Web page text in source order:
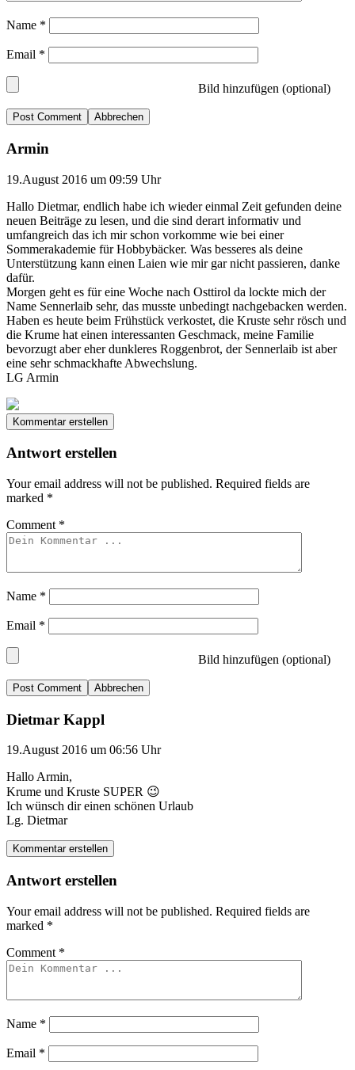
Name *
Email *
Bild hinzufügen (optional)
Abbrechen
Armin
19.August 2016 um 09:59 Uhr
Hallo Dietmar, endlich habe ich wieder einmal Zeit gefunden deine
neuen Beiträge zu lesen, und die sind derart informativ und
umfangreich das ich mir schon vorkomme wie bei einer
Sommerakademie für Hobbybäcker. Was besseres als deine
Unterstützung kann einen Laien wie mir gar nicht passieren, danke
dafür.
Morgen geht es für eine Woche nach Osttirol da lockte mich der
Name Sennerlaib sehr, das musste unbedingt nachgebacken werden.
Haben es heute beim Frühstück verkostet, die Kruste sehr rösch und
die Krume hat einen interessanten Geschmack, meine Familie
bevorzugt aber eher dunkleres Roggenbrot, der Sennerlaib ist aber
eine sehr schmackhafte Abwechslung.
LG Armin
Kommentar erstellen
Antwort erstellen
Your email address will not be published. Required fields are
marked *
Comment *
Name *
Email *
Bild hinzufügen (optional)
Abbrechen
Dietmar Kappl
19.August 2016 um 06:56 Uhr
Hallo Armin,
Krume und Kruste SUPER 😉
Ich wünsch dir einen schönen Urlaub
Lg. Dietmar
Kommentar erstellen
Antwort erstellen
Your email address will not be published. Required fields are
marked *
Comment *
Name *
Email *